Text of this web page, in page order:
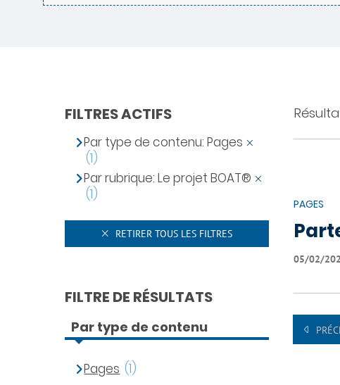
PAGES
05/02/
FILTRES ACTIFS
Par type de contenu: Pages
(1)
Par rubrique: Le projet BOAT®
(1)
RETIRER TOUS LES FILTRES
FILTRE DE RÉSULTATS
Par type de contenu
Pages (1)